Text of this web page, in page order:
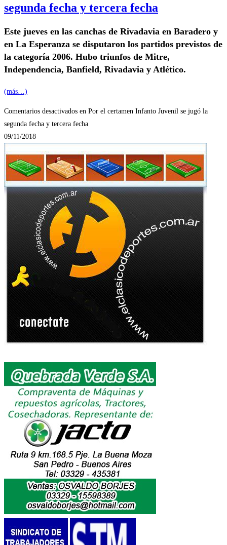
segunda fecha y tercera fecha
Este jueves en las canchas de Rivadavia en Baradero y
en La Esperanza se disputaron los partidos previstos de
la categoría 2006. Hubo triunfos de Mitre,
Independencia, Banfield, Rivadavia y Atlético.
(más…)
Comentarios desactivados en Por el certamen Infanto Juvenil se jugó la
segunda fecha y tercera fecha
09/11/2018